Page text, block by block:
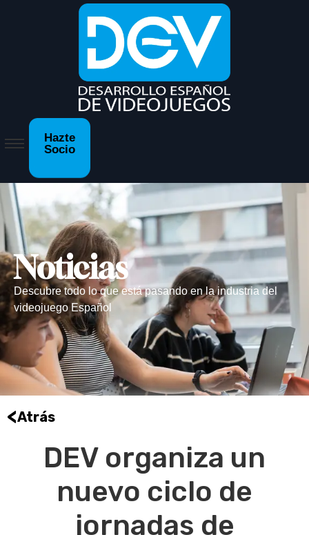
Hazte
Socio
Noticias
Descubre todo lo que está pasando en la industria del
videojuego Español
<Atrás
DEV organiza un
nuevo ciclo de
jornadas de